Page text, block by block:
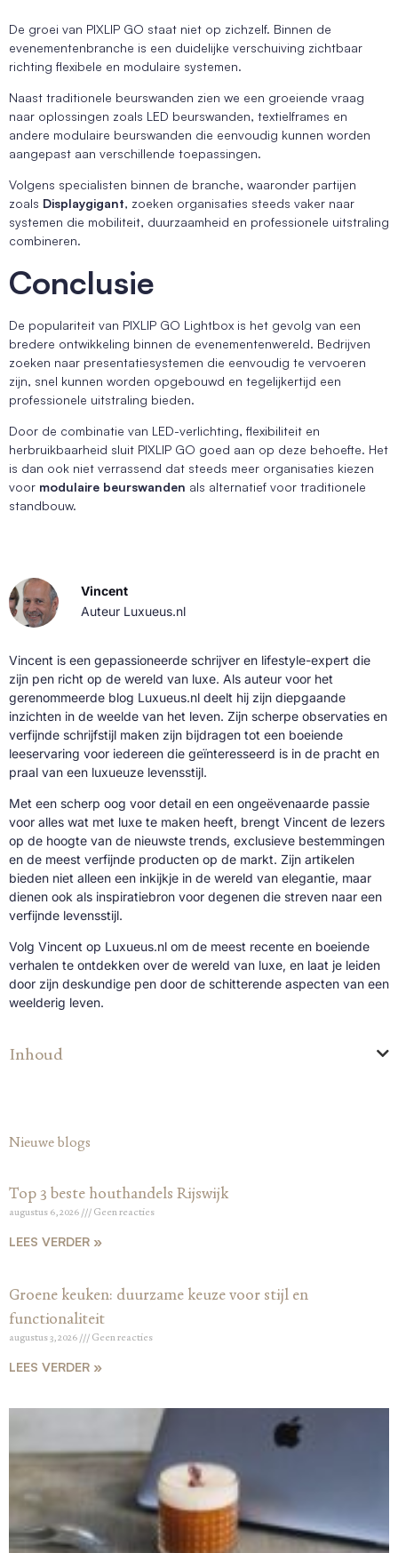
De groei van PIXLIP GO staat niet op zichzelf. Binnen de
evenementenbranche is een duidelijke verschuiving zichtbaar
richting flexibele en modulaire systemen.
Naast traditionele beurswanden zien we een groeiende vraag
naar oplossingen zoals LED beurswanden, textielframes en
andere modulaire beurswanden die eenvoudig kunnen worden
aangepast aan verschillende toepassingen.
Volgens specialisten binnen de branche, waaronder partijen
zoals Displaygigant, zoeken organisaties steeds vaker naar
systemen die mobiliteit, duurzaamheid en professionele uitstraling
combineren.
Conclusie
De populariteit van PIXLIP GO Lightbox is het gevolg van een
bredere ontwikkeling binnen de evenementenwereld. Bedrijven
zoeken naar presentatiesystemen die eenvoudig te vervoeren
zijn, snel kunnen worden opgebouwd en tegelijkertijd een
professionele uitstraling bieden.
Door de combinatie van LED-verlichting, flexibiliteit en
herbruikbaarheid sluit PIXLIP GO goed aan op deze behoefte. Het
is dan ook niet verrassend dat steeds meer organisaties kiezen
voor modulaire beurswanden als alternatief voor traditionele
standbouw.
Vincent
Auteur Luxueus.nl
Vincent is een gepassioneerde schrijver en lifestyle-expert die
zijn pen richt op de wereld van luxe. Als auteur voor het
gerenommeerde blog Luxueus.nl deelt hij zijn diepgaande
inzichten in de weelde van het leven. Zijn scherpe observaties en
verfijnde schrijfstijl maken zijn bijdragen tot een boeiende
leeservaring voor iedereen die geïnteresseerd is in de pracht en
praal van een luxueuze levensstijl.
Met een scherp oog voor detail en een ongeëvenaarde passie
voor alles wat met luxe te maken heeft, brengt Vincent de lezers
op de hoogte van de nieuwste trends, exclusieve bestemmingen
en de meest verfijnde producten op de markt. Zijn artikelen
bieden niet alleen een inkijkje in de wereld van elegantie, maar
dienen ook als inspiratiebron voor degenen die streven naar een
verfijnde levensstijl.
Volg Vincent op Luxueus.nl om de meest recente en boeiende
verhalen te ontdekken over de wereld van luxe, en laat je leiden
door zijn deskundige pen door de schitterende aspecten van een
weelderig leven.
Inhoud
Nieuwe blogs
Top 3 beste houthandels Rijswijk
augustus 6, 2026 Geen reacties
LEES VERDER »
Groene keuken: duurzame keuze voor stijl en
functionaliteit
augustus 3, 2026 Geen reacties
LEES VERDER »